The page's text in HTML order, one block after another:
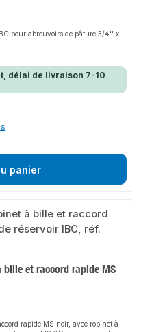
pour abreuvoirs de pâture 3/4'' x
délai de livraison 7-10
panier
et raccord rapide MS
rapide MS noir, avec robinet à